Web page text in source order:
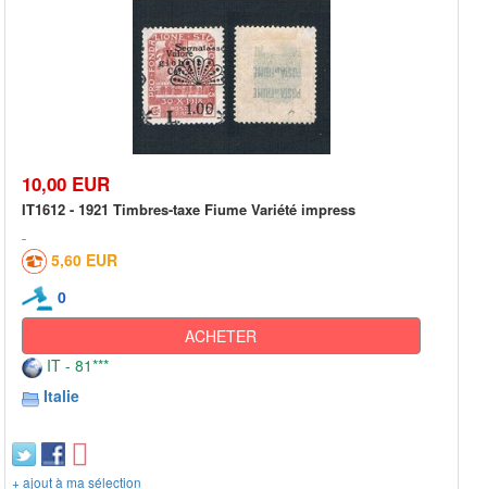
10,00 EUR
IT1612 - 1921 Timbres-taxe Fiume Variété impress
5,60 EUR
0
ACHETER
IT - 81***
Italie
+ ajout à ma sélection